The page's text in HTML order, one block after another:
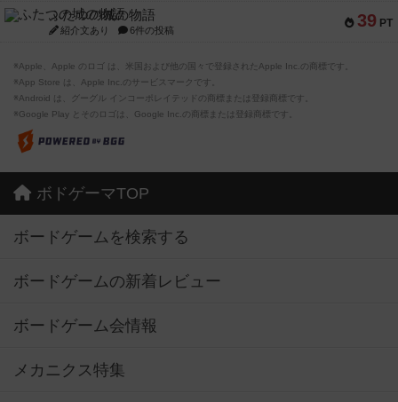
39 PT
ふたつの城の物語
紹介文あり 6件の投稿
※Apple、Apple のロゴ は、米国および他の国々で登録されたApple Inc.の商標です。
※App Store は、Apple Inc.のサービスマークです。
※Android は、グーグル インコーポレイテッドの商標または登録商標です。
※Google Play とそのロゴは、Google Inc.の商標または登録商標です。
ボドゲーマTOP
ボードゲームを検索する
ボードゲームの新着レビュー
ボードゲーム会情報
メカニクス特集